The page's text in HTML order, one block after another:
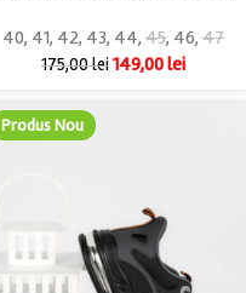
40, 41, 42, 43, 44, 45, 46, 47
175,00lei149,00lei
Produs Nou